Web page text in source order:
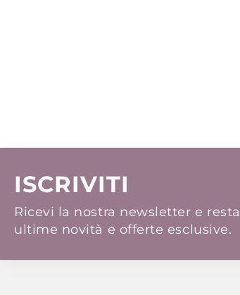
ISCRIVITI
Ricevi la nostra newsletter e
ultime novità e offerte esclusive.